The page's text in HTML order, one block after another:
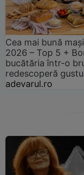
Cea mai bună
2026 – Top 5 +
bucătăria într-o
redescoperă
adevarul.ro